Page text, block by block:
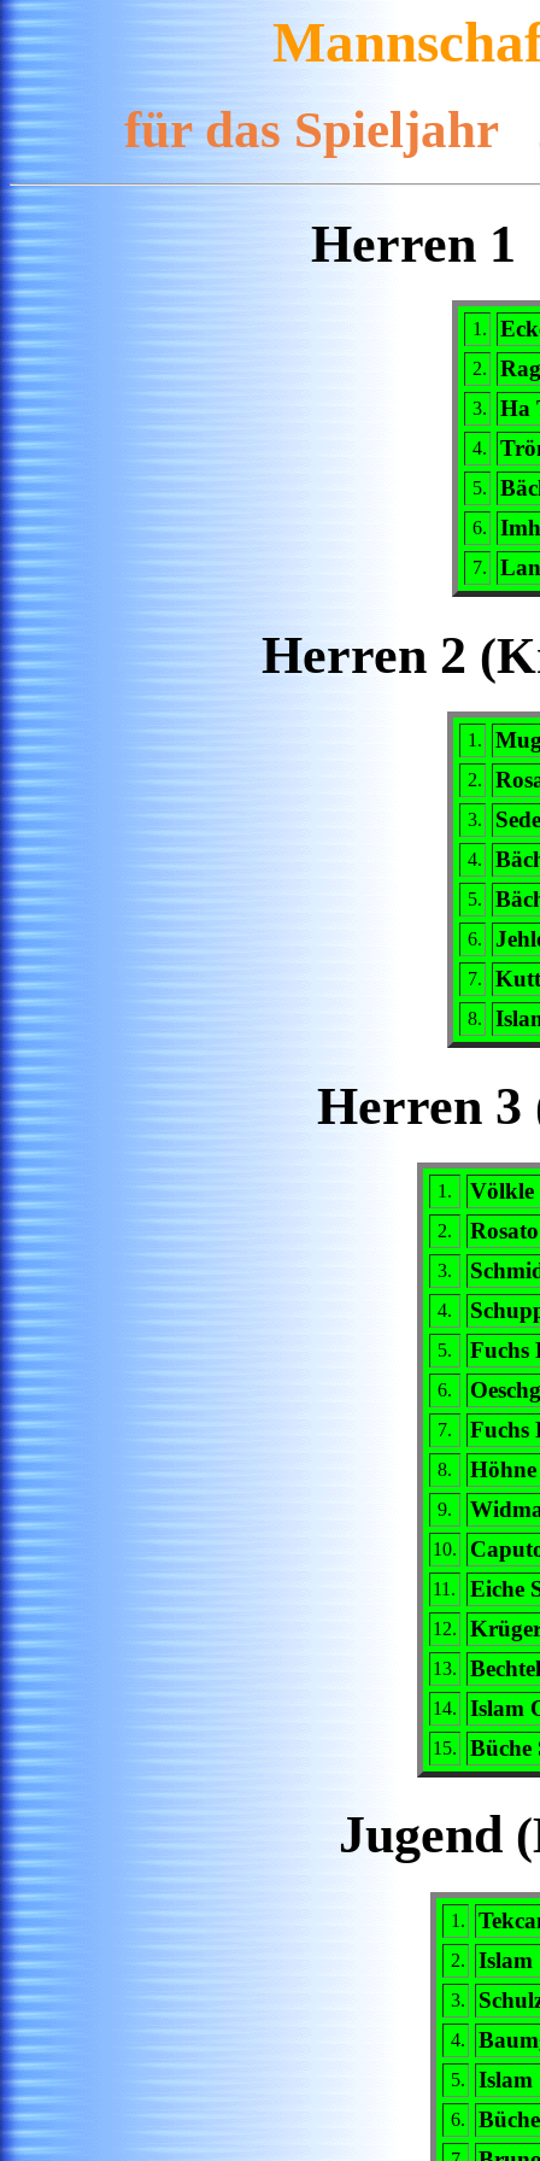
für das Spieljahr
Herren
1.
2.
3. Ha
4.
5.
6.
7.
Herren 2
1.
2.
3.
4.
5.
6.
7.
8.
Herren 3
1. Völkle
2.
3.
4.
5. Fuchs
6.
7. Fuchs
8.
9.
10.
11. Eiche
12.
13.
14. Islam
15. Büche
Jugend
1.
2. Islam
3.
4.
5. Islam
6.